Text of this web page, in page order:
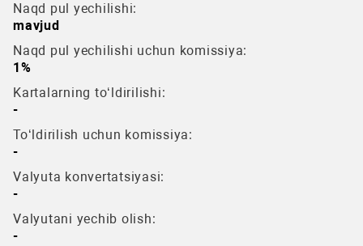
Naqd pul yechilishi:
mavjud
Naqd pul yechilishi uchun komissiya:
1%
Kartalarning to‘ldirilishi:
-
To‘ldirilish uchun komissiya:
-
Valyuta konvertatsiyasi:
-
Valyutani yechib olish:
-